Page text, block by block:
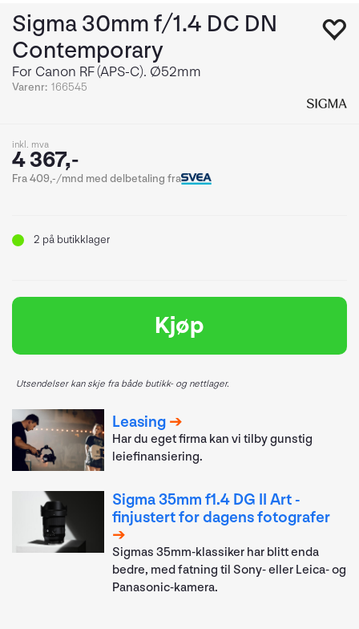
Sigma 30mm f/1.4 DC DN
Contemporary
For Canon RF (APS-C). Ø52mm
Varenr: 166545
inkl. mva
4 367,-
Fra 409,-/mnd med delbetaling fra
2 på butikklager
Kjøp
Utsendelser kan skje fra både butikk- og nettlager.
Leasing
Har du eget firma kan vi tilby gunstig
leiefinansiering.
Sigma 35mm f1.4 DG II Art -
finjustert for dagens fotografer
Sigmas 35mm-klassiker har blitt enda
bedre, med fatning til Sony- eller Leica- og
Panasonic-kamera.